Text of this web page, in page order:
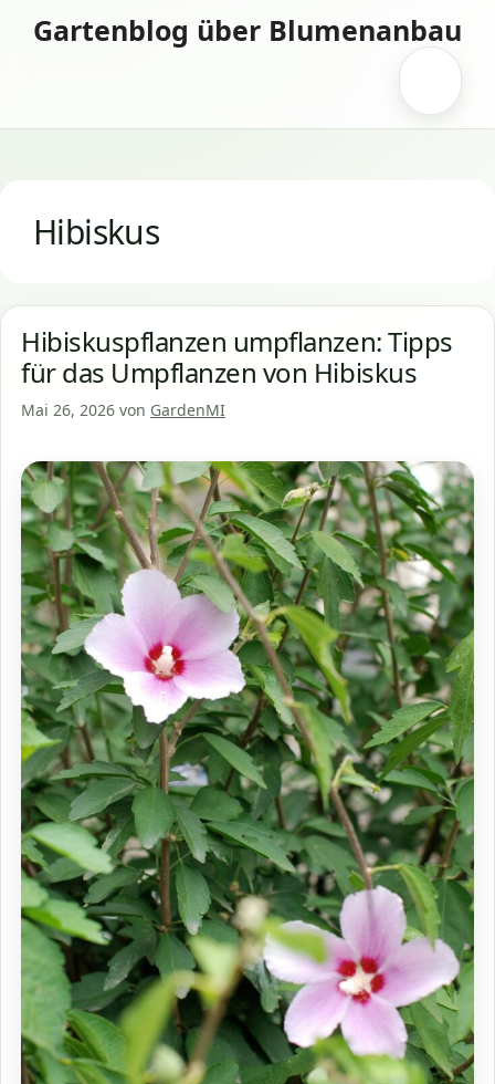
InhaltGartenblog über Blumenanbau
Hibiskus
Hibiskuspflanzen umpflanzen: Tipps
für das Umpflanzen von Hibiskus
Mai 26, 2026 von GardenMI